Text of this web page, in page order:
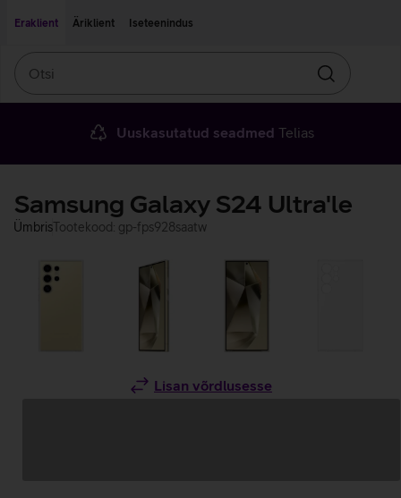
Eraklient
Äriklient Iseteenindus
Otsin
Uuskasutatud seadmed Telias
Samsung Galaxy S24 Ultra'le
ÜmbrisTootekood: gp-fps928saatw
Lisan võrdlusesse